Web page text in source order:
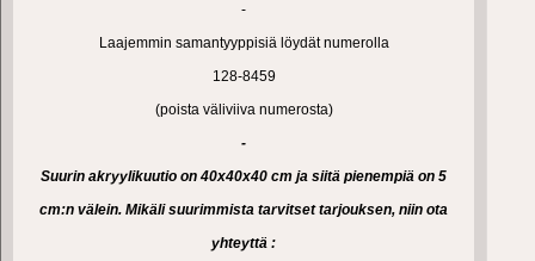
-
Laajemmin samantyyppisiä löydät numerolla
128-8459
(poista väliviiva numerosta)
-
Suurin akryylikuutio on 40x40x40 cm ja siitä pienempiä on 5
cm:n välein. Mikäli suurimmista tarvitset tarjouksen, niin ota
yhteyttä :